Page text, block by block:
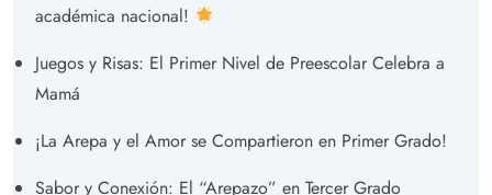
académica nacional!
Juegos y Risas: El Primer Nivel de Preescolar Celebra a
Mamá
¡La Arepa y el Amor se Compartieron en Primer Grado!
Sabor y Conexión: El “Arepazo” en Tercer Grado